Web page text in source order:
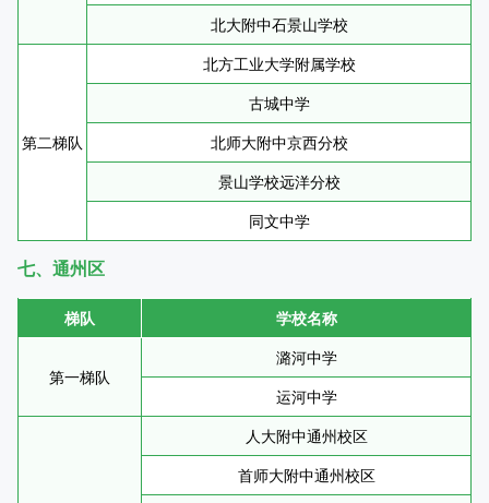
北大附中石景山学校
第二梯队
北方工业大学附属学校
古城中学
北师大附中京西分校
景山学校远洋分校
同文中学
七、通州区
梯队 学校名称
第一梯队
潞河中学
运河中学
人大附中通州校区
首师大附中通州校区